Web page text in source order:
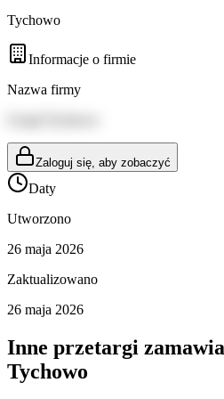
Tychowo
Informacje o firmie
Nazwa firmy
Zaloguj się, aby zobaczyć
Daty
Utworzono
26 maja 2026
Zaktualizowano
26 maja 2026
Inne przetargi
Tychowo